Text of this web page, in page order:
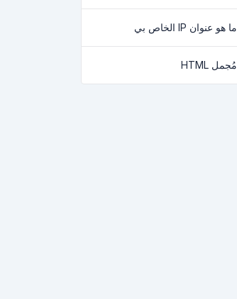
ما هو عنوان IP الخاص بي
مُجمل HTML